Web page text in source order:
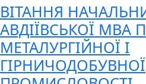
ВІТАННЯ
АВДІЇВСЬКОЇ МВА
МЕТАЛУРГІЙНОЇ І
ГІРНИЧОДОБУВНОЇ